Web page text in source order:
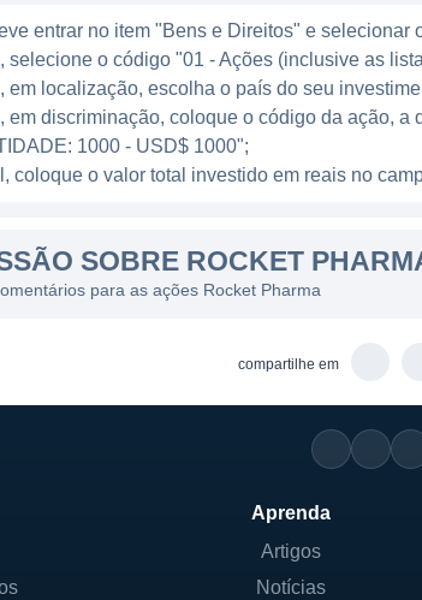
da Rocket Pharmaceuticals é ampliada
em ensaios clínicos que testam a
em suas pesquisas, visando alcançar
atual da biotecnologia, a Rocket
envolve a otimização de métodos
aplicadas em larga escala.
a Rocket Pharmaceuticals mantém
novas tecnologias que possam
novos medicamentos, mas também
terapêuticas sejam tão eficazes e
entrar no item "Bens e Direitos" e
selecione o código "01 - Ações (inclusive as
em localização, escolha o país do seu
em discriminação, coloque o código da ação,
1000 - USD$ 1000";
coloque o valor total investido em reais no
SOBRE ROCKET
para as ações Rocket Pharma
compartilhe em
Aprenda
Artigos
Notícias